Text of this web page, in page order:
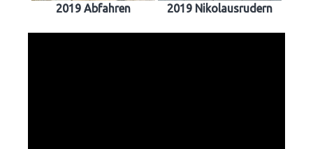
2019 Abfahren 2019 Nikolausrudern